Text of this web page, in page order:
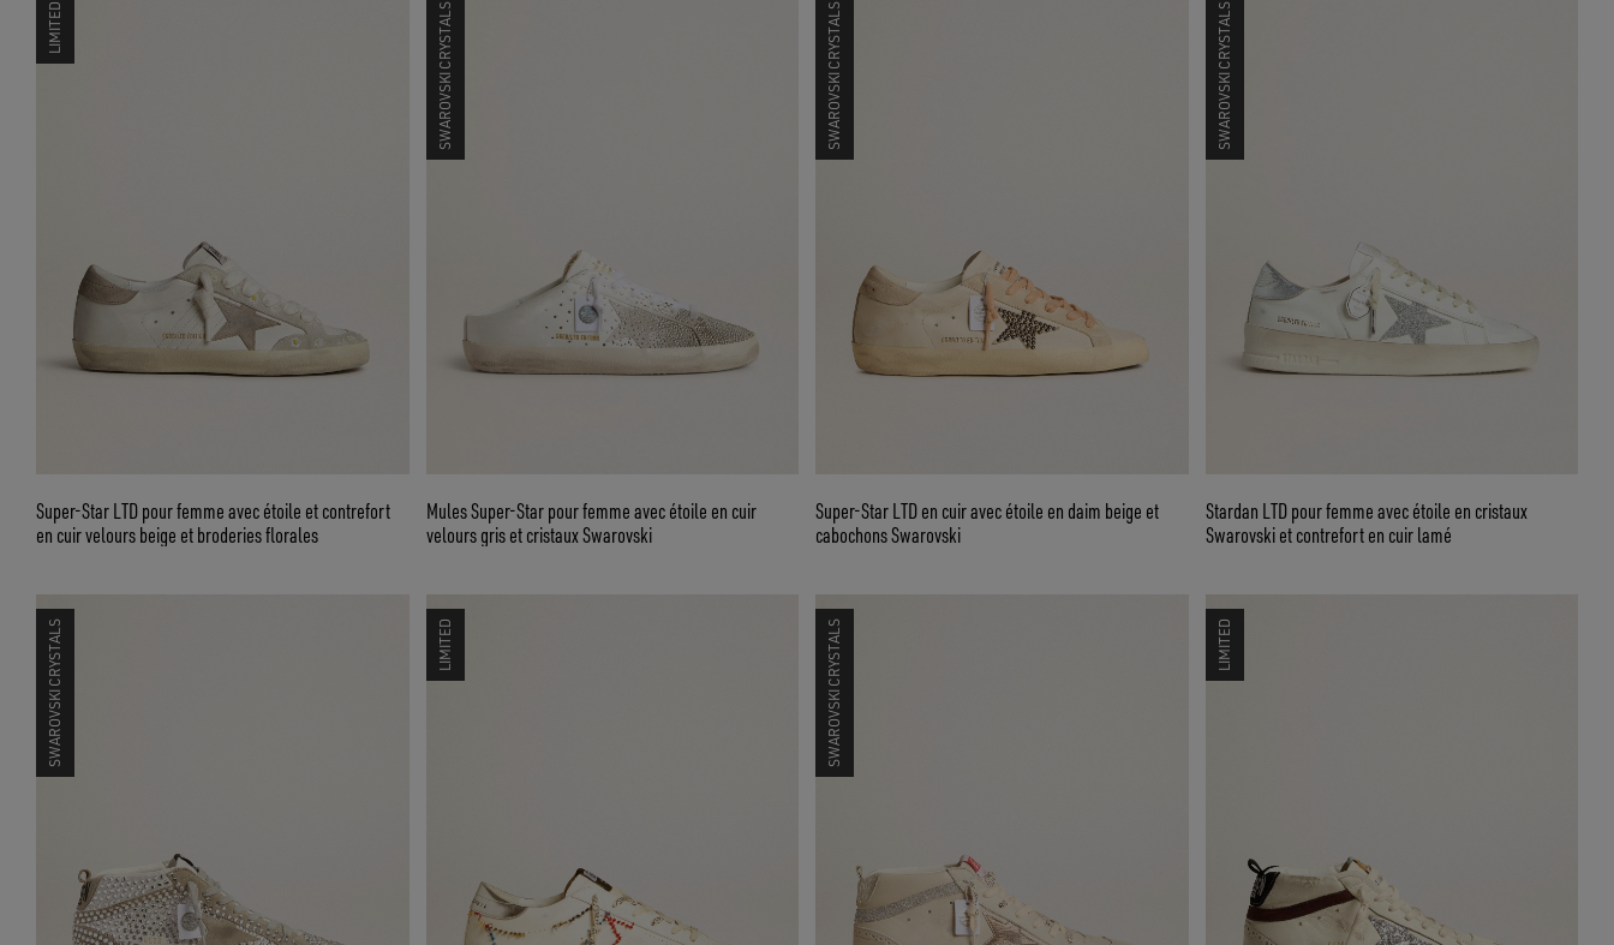
LIMITED
Super-Star LTD pour femme avec étoile et contrefort
en cuir velours beige et broderies florales
SWAROVSKI CRYSTALS
Mules Super-Star pour femme avec étoile en cuir
velours gris et cristaux Swarovski
SWAROVSKI CRYSTALS
Super-Star LTD en cuir avec étoile en daim beige et
cabochons Swarovski
SWAROVSKI CRYSTALS
Stardan LTD pour femme avec étoile en cristaux
Swarovski et contrefort en cuir lamé
SWAROVSKI CRYSTALS LIMITED SWAROVSKI CRYSTALS LIMITED